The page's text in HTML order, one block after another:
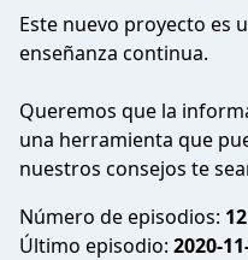
Este nuevo proyecto es
enseñanza continua.
Queremos que la
una herramienta que
nuestros consejos te
Número de episodios: 12
Último episodio: 2020-